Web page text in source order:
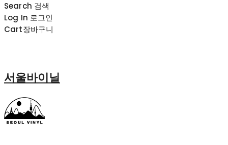
Search 검색
Log In 로그인
Cart장바구니
서울바이닐